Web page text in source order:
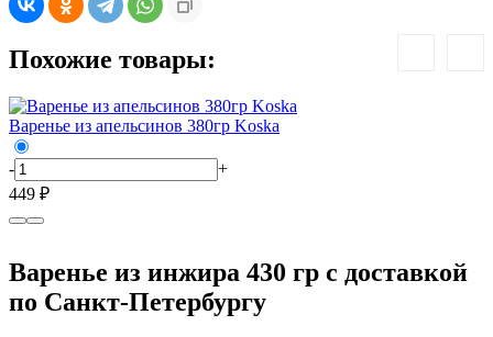
Похожие товары:
Варенье из апельсинов 380гр Koska
-
+
449 ₽
Варенье из инжира 430 гр с доставкой
по Санкт-Петербургу